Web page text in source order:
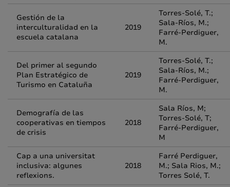
Gestión de la
interculturalidad en la
escuela catalana
2019
Torres-Solé, T.;
Sala-Ríos, M.;
Farré-Perdiguer,
M.
Del primer al segundo
Plan Estratégico de
Turismo en Cataluña
2019
Torres-Solé, T.;
Sala-Ríos, M.;
Farré-Perdiguer,
M.
Demografía de las
cooperativas en tiempos
de crisis
2018
Sala Ríos, M;
Torres-Solé, T;
Farré-Perdiguer,
M
Cap a una universitat
inclusiva: algunes
reflexions.
2018
Farré Perdiguer,
M.; Sala Rios, M.;
Torres Solé, T.